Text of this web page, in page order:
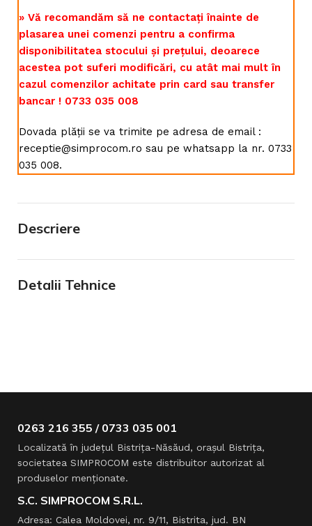
» Vă recomandăm să ne contactați înainte de
plasarea unei comenzi pentru a confirma
disponibilitatea stocului și prețului, deoarece
acestea pot suferi modificări, cu atât mai mult în
cazul comenzilor achitate prin card sau transfer
bancar ! 0733 035 008
Dovada plății se va trimite pe adresa de email :
receptie@simprocom.ro sau pe whatsapp la nr. 0733
035 008.
Descriere
Detalii Tehnice
0263 216 355 / 0733 035 001
Localizată în judeţul Bistriţa-Năsăud, oraşul Bistriţa,
societatea SIMPROCOM este distribuitor autorizat al
produselor menţionate.
S.C. SIMPROCOM S.R.L.
Adresa: Calea Moldovei, nr. 9/11, Bistrita, jud. BN